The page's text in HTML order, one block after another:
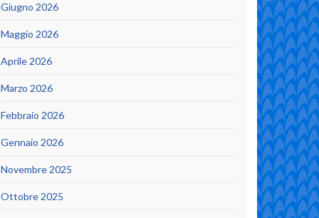
Giugno 2026
Maggio 2026
Aprile 2026
Marzo 2026
Febbraio 2026
Gennaio 2026
Novembre 2025
Ottobre 2025